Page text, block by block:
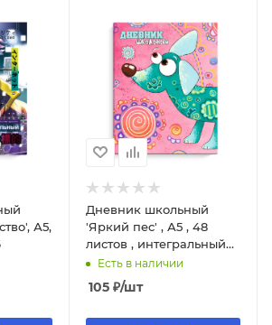
А5,
Дневник школьный
'Яркий пес' , А5 , 48
листов , интегральный
переплёт, 49441
Есть в наличии
105 ₽/шт